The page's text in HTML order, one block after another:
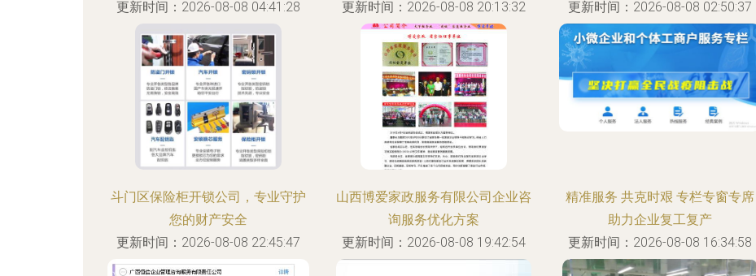
更新时间：2026-08-08 04:41:28
更新时间：2026-08-08 20:13:32
更新时间：2026-08-08 02:50:37
斗门区保险柜开锁公司，专业守护
您的财产安全
更新时间：2026-08-08 22:45:47
山西博爱家政服务有限公司企业咨
询服务优化方案
更新时间：2026-08-08 19:42:54
精准服务 共克时艰 专栏专窗专席
助力企业复工复产
更新时间：2026-08-08 16:34:58